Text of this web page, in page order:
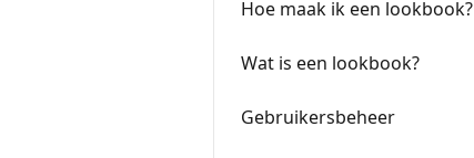
Hoe maak ik een lookbook?
Wat is een lookbook?
Gebruikersbeheer